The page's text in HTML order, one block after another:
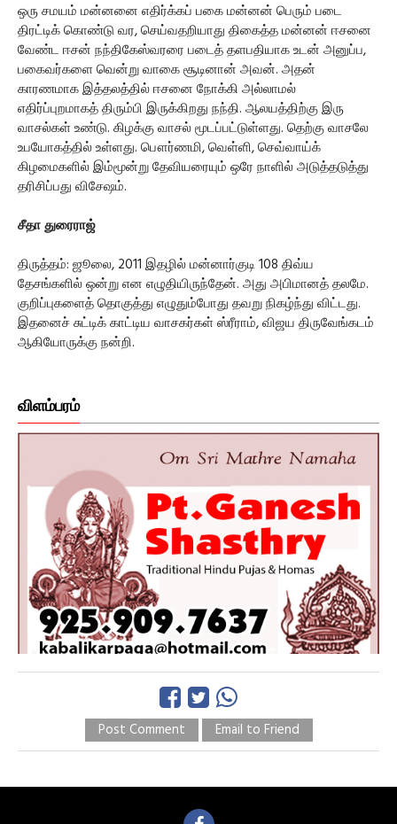
ஒரு சமயம் மன்னனை எதிர்க்கப் பகை மன்னன் பெரும் படை
திரட்டிக் கொண்டு வர, செய்வதறியாது திகைத்த மன்னன் ஈசனை
வேண்ட ஈசன் நந்திகேஸ்வரரை படைத் தளபதியாக உடன் அனுப்ப,
பகைவர்களை வென்று வாகை சூடினான் அவன். அதன்
காரணமாக இத்தலத்தில் ஈசனை நோக்கி அல்லாமல்
எதிர்ப்புறமாகத் திரும்பி இருக்கிறது நந்தி. ஆலயத்திற்கு இரு
வாசல்கள் உண்டு. கிழக்கு வாசல் மூடப்பட்டுள்ளது. தெற்கு வாசலே
உபயோகத்தில் உள்ளது. பௌர்ணமி, வெள்ளி, செவ்வாய்க்
கிழமைகளில் இம்மூன்று தேவியரையும் ஒரே நாளில் அடுத்தடுத்து
தரிசிப்பது விசேஷம்.
சீதா துரைராஜ்
திருத்தம்: ஜூலை, 2011 இதழில் மன்னார்குடி 108 திவ்ய
தேசங்களில் ஒன்று என எழுதியிருந்தேன். அது அபிமானத் தலமே.
குறிப்புகளைத் தொகுத்து எழுதும்போது தவறு நிகழ்ந்து விட்டது.
இதனைச் சுட்டிக் காட்டிய வாசகர்கள் ஸ்ரீராம், விஜய திருவேங்கடம்
ஆகியோருக்கு நன்றி.
விளம்பரம்
Post Comment Email to Friend